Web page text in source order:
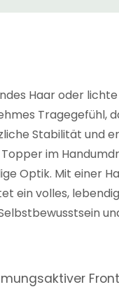
Haar oder
Tragegefühl,
Stabilität und
im
Optik. Mit einer
ein volles,